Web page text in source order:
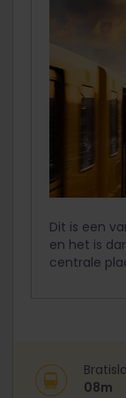
Dit is een
en het is
centrale
08m